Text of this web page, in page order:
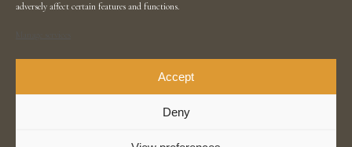
adversely affect certain features and functions.
Accept
Deny
Uvjeti korištenja